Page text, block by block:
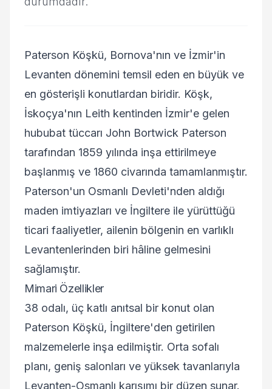
Paterson Köşkü, Bornova'nın ve İzmir'in
Levanten dönemini temsil eden en büyük ve
en gösterişli konutlardan biridir. Köşk,
İskoçya'nın Leith kentinden İzmir'e gelen
hububat tüccarı John Bortwick Paterson
tarafından 1859 yılında inşa ettirilmeye
başlanmış ve 1860 civarında tamamlanmıştır.
Paterson'un Osmanlı Devleti'nden aldığı
maden imtiyazları ve İngiltere ile yürüttüğü
ticari faaliyetler, ailenin bölgenin en varlıklı
Levantenlerinden biri hâline gelmesini
sağlamıştır.
Mimari Özellikler
38 odalı, üç katlı anıtsal bir konut olan
Paterson Köşkü, İngiltere'den getirilen
malzemelerle inşa edilmiştir. Orta sofalı
planı, geniş salonları ve yüksek tavanlarıyla
Levanten-Osmanlı karışımı bir düzen sunar.